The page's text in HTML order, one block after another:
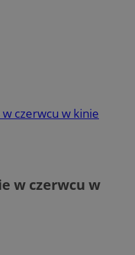
w czerwcu w kinie
w czerwcu w